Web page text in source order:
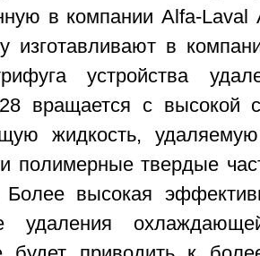
в компании Alfa-
изготавливают в
устройства
вращается с высокой
жидкость,
полимерные твердые
высокая
удаления